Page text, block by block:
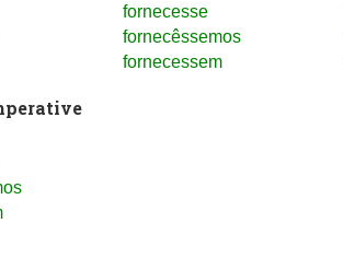
fornecesse
fornecêssemos
fornecessem